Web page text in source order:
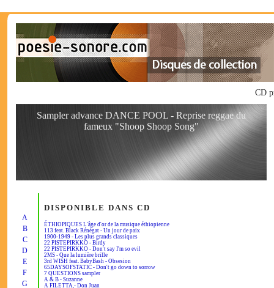
CD
Sampler advance DANCE POOL - Reprise reggae du
fameux "Shoop Shoop Song"
A
B
C
D
E
F
G
DISPONIBLE DANS CD
ÉTHIOPIQUES L'âge d'or de la musique éthiopienne
113 feat. Black Rénégat - Un jour de paix
1900-1949 - Les plus grands classiques
22 PISTEPIRKKO - Birdy
22 PISTEPIRKKO - Don't say I'm so evil
2MS - Que la lumière brille
3rd WISH feat. BabyBash - Obsesion
65DAYSOFSTATIC - Don't go down to sorrow
7 QUESTIONS sampler
A & B - Suzanne
A FILETTA - Don Juan